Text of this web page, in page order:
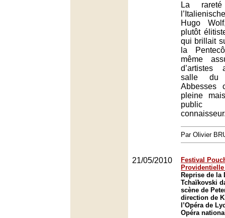
La
Hugo
plutôt
qui brillait
la
même
d’artistes
salle du
Abbesses
pleine
public
Par Olivier
21/05/2010
Festival
Reprise de la
Tchaïkovski
scène de
direction de
l’Opéra de
Opéra